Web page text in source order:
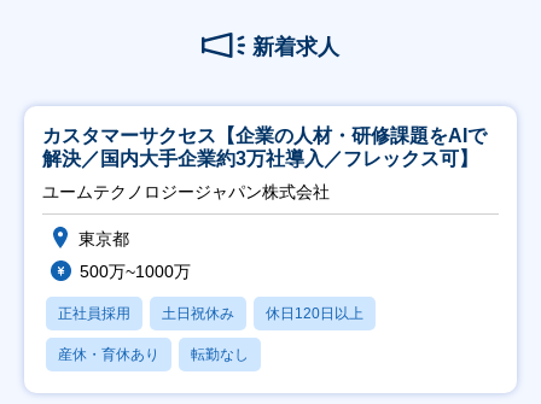
新着求人
カスタマーサクセス【企業の人材・研修課題をAIで
解決／国内大手企業約3万社導入／フレックス可】
ユームテクノロジージャパン株式会社
東京都
500万~1000万
正社員採用 土日祝休み 休日120日以上
産休・育休あり 転勤なし